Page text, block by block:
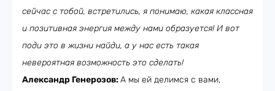
сейчас с тобой, встретились, я понимаю, какая классная
и позитивная энергия между нами образуется! И вот
поди это в жизни найди, а у нас есть такая
невероятная возможность это сделать!
Александр Генерозов:А мы ей делимся с вами,